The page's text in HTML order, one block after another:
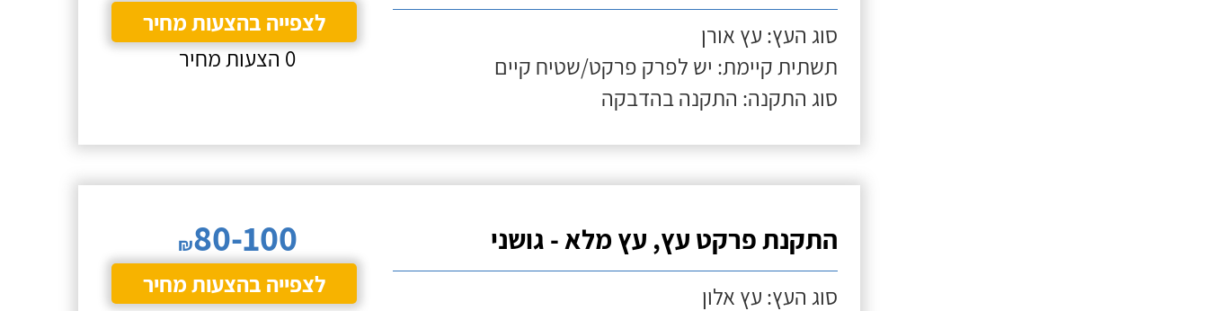
סוג העץ: עץ אורן
תשתית קיימת: יש לפרק פרקט/שטיח קיים
סוג התקנה: התקנה בהדבקה
לצפייה בהצעות מחיר
0 הצעות מחיר
התקנת פרקט עץ, עץ מלא - גושני
סוג העץ: עץ אלון
₪80-100
לצפייה בהצעות מחיר